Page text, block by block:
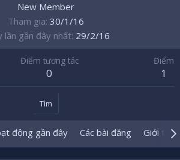
New Member
Tham gia 30/1/16
lần gần đây nhất 29/2/16
Điểm tương tác
0
Điểm
1
Tìm
động gần đây Các bài đăng Giới